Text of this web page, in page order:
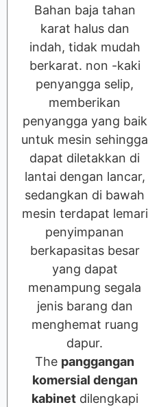
Bahan baja tahan
karat halus dan
indah, tidak mudah
berkarat. non -kaki
penyangga selip,
memberikan
penyangga yang baik
untuk mesin sehingga
dapat diletakkan di
lantai dengan lancar,
sedangkan di bawah
mesin terdapat lemari
penyimpanan
berkapasitas besar
yang dapat
menampung segala
jenis barang dan
menghemat ruang
dapur.
The panggangan
komersial dengan
kabinetdilengkapi